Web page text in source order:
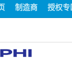
制造商 授权专